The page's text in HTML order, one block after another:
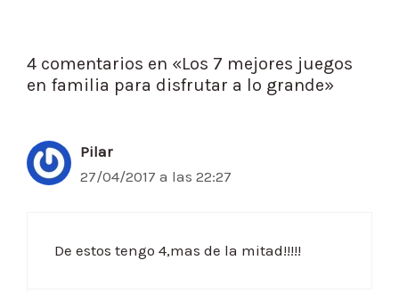
4 comentarios en «Los 7 mejores juegos
en familia para disfrutar a lo grande»
Pilar
27/04/2017 a las 22:27
De estos tengo 4,mas de la mitad!!!!!